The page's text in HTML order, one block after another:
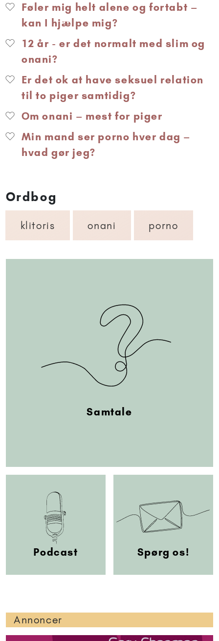
Føler mig helt alene og fortabt –
kan I hjælpe mig?
12 år - er det normalt med slim og
onani?
Er det ok at have seksuel relation
til to piger samtidig?
Om onani – mest for piger
Min mand ser porno hver dag –
hvad gør jeg?
Ordbog
klitoris onani porno
Samtale
Podcast Spørg os!
Annoncer